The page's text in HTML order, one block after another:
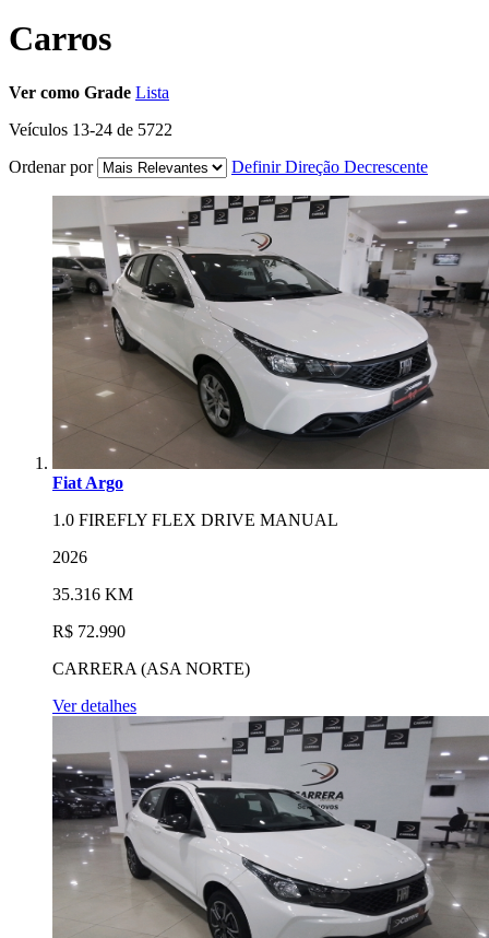
Carros
Ver como Grade Lista
Veículos 13-24 de 5722
Ordenar por
Definir Direção Decrescente
Fiat Argo
1.0 FIREFLY FLEX DRIVE MANUAL
2026
35.316 KM
R$ 72.990
CARRERA (ASA NORTE)
Ver detalhes